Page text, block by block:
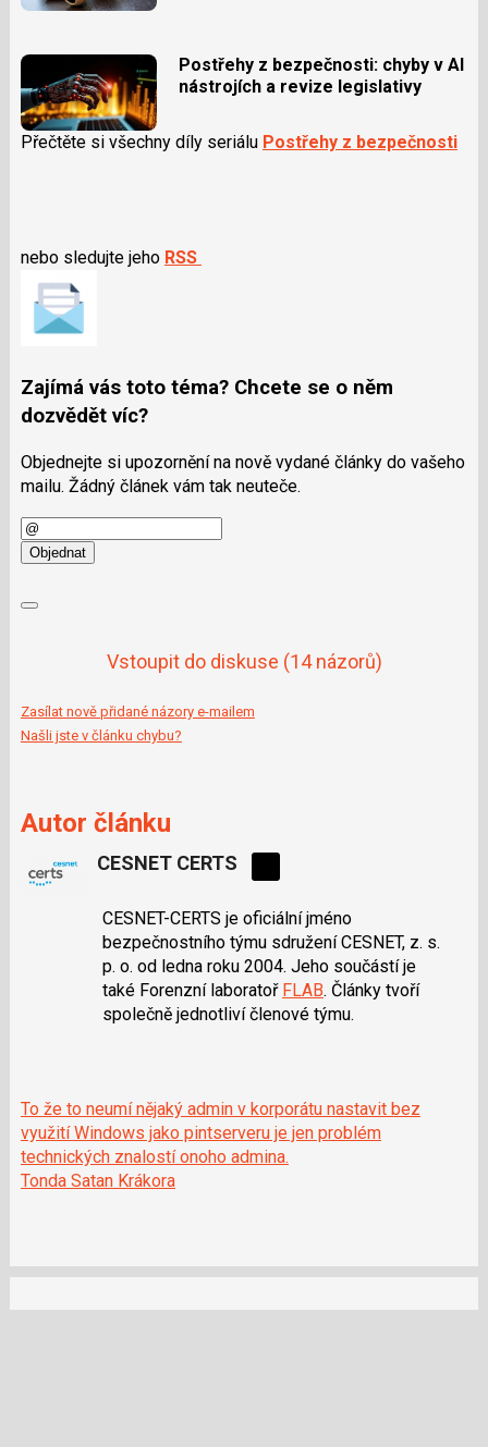
Postřehy z bezpečnosti: chyby v AI
nástrojích a revize legislativy
Přečtěte si všechny díly seriálu Postřehy z bezpečnosti
nebo sledujte jeho RSS
Zajímá vás toto téma? Chcete se o něm
dozvědět víc?
Objednejte si upozornění na nově vydané články do vašeho
mailu. Žádný článek vám tak neuteče.
E-
mail
Objednat
Vstoupit do diskuse (14 názorů)
Zasílat nově přidané názory e-mailem
Našli jste v článku chybu?
Autor článku
CESNET CERTS
síti
X
CESNET-CERTS je oficiální jméno
bezpečnostního týmu sdružení CESNET, z. s.
p. o. od ledna roku 2004. Jeho součástí je
také Forenzní laboratoř FLAB. Články tvoří
společně jednotliví členové týmu.
To že to neumí nějaký admin v korporátu nastavit bez
využití Windows jako pintserveru je jen problém
technických znalostí onoho admina.
Tonda Satan Krákora